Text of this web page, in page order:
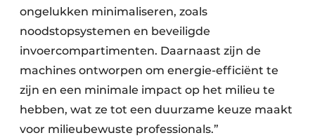
ongelukken minimaliseren, zoals
noodstopsystemen en beveiligde
invoercompartimenten. Daarnaast zijn de
machines ontworpen om energie-efficiënt te
zijn en een minimale impact op het milieu te
hebben, wat ze tot een duurzame keuze maakt
voor milieubewuste professionals.”